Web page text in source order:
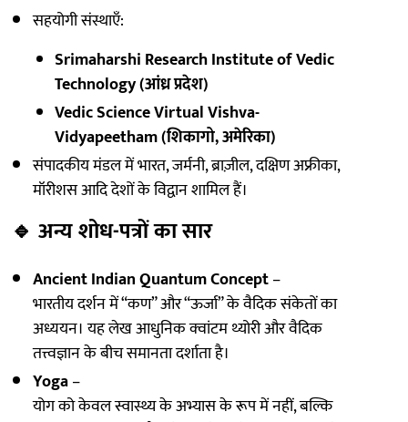
सहयोगी संस्थाएँ:
Srimaharshi Research Institute of Vedic
Technology (आंध्र प्रदेश)
Vedic Science Virtual Vishva-
Vidyapeetham (शिकागो, अमेरिका)
संपादकीय मंडल में भारत, जर्मनी, ब्राज़ील, दक्षिण अफ्रीका,
मॉरीशस आदि देशों के विद्वान शामिल हैं।
🔹 अन्य शोध-पत्रों का सार
Ancient Indian Quantum Concept–
भारतीय दर्शन में “कण” और “ऊर्जा” के वैदिक संकेतों का
अध्ययन। यह लेख आधुनिक क्वांटम थ्योरी और वैदिक
तत्त्वज्ञान के बीच समानता दर्शाता है।
Yoga–
योग को केवल स्वास्थ्य के अभ्यास के रूप में नहीं, बल्कि